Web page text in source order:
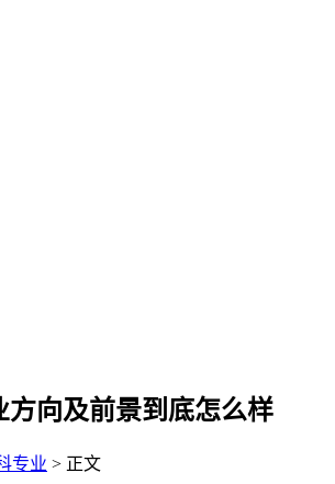
方向及前景到底怎么样
专业 > 正文